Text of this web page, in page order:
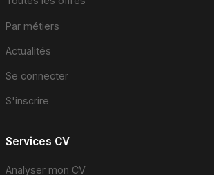
Par métiers
Actualités
Se connecter
S'inscrire
Services CV
Analyser mon CV